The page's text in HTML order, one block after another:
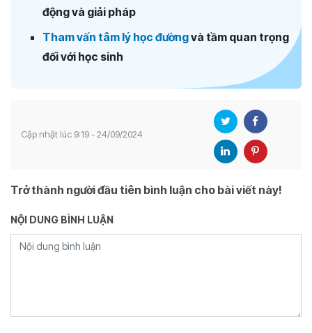
động và giải pháp
Tham vấn tâm lý học đườngvà tầm quan trọng
đối với học sinh
Cập nhật lúc 9:19 - 24/09/2024
Trở thành người đầu tiên bình luận cho bài viết này!
NỘI DUNG BÌNH LUẬN